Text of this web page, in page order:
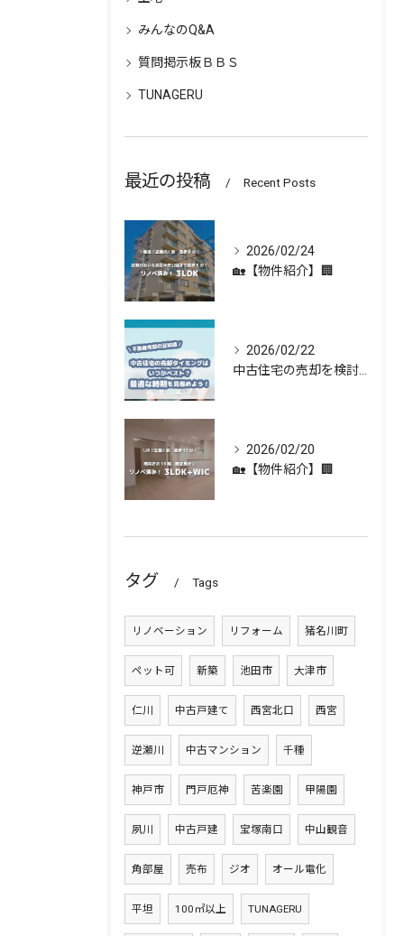
みんなのQ&A
質問掲示板ＢＢＳ
TUNAGERU
最近の投稿 Recent Posts
2026/02/24
🏡【物件紹介】🏢
2026/02/22
2026/02/20
🏡【物件紹介】🏢
タグ Tags
リノベーション リフォーム 猪名川町
ペット可 新築 池田市 大津市
仁川 中古戸建て 西宮北口 西宮
逆瀬川 中古マンション 千種
神戸市 門戸厄神 苦楽園 甲陽園
夙川 中古戸建 宝塚南口 中山観音
角部屋 売布 ジオ オール電化
平坦 100㎡以上 TUNAGERU